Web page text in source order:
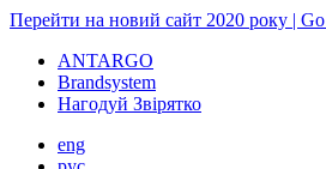
Перейти на новий сайт 2020 року |
ANTARGO
Brandsystem
Нагодуй Звірятко
eng